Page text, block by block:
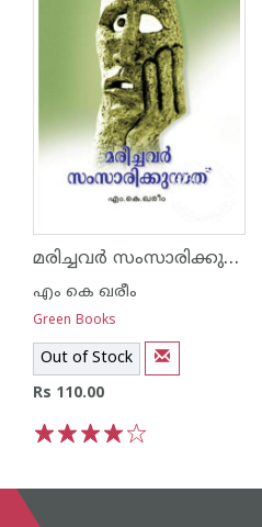
മരിച്ചവര്‍ സംസാരിക്കുന്നത്
എം കെ ഖരീം
Green Books
Out of Stock
Rs 110.00